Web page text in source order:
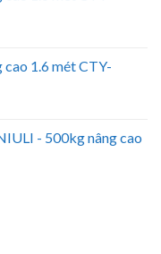
cao 1.6 mét CTY-
- 500kg nâng cao